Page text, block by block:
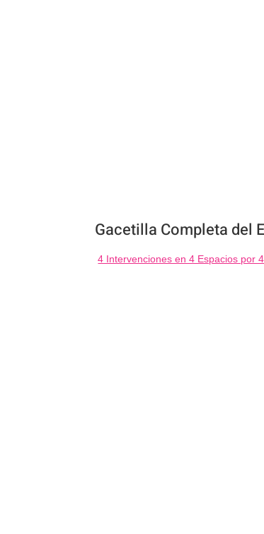
Gacetilla Completa del
4 Intervenciones en 4 Espacios por